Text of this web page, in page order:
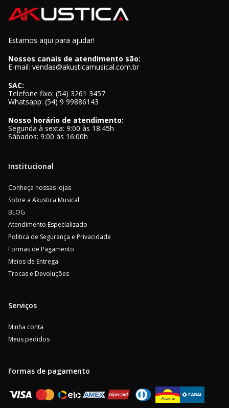
Estamos aqui para ajudar!
Nossos canais de atendimento são:
E-mail: vendas@akusticamusical.com.br
SAC:
Telefone fixo: (54) 3261 3457
Whatsapp: (54) 9 99886143
Nosso horário de atendimento:
Segunda à sexta: 9:00 às 18:45h
Sábados: 9:00 às 16:00h
Institucional
Conheça nossas lojas
Sobre a Akustica Musical
BLOG
Atendimento Especializado
Politica de Segurança e Privacidade
Formas de Pagamento
Meios de Entrega
Trocas e Devoluções
Serviços
Minha conta
Meus pedidos
Formas de pagamento